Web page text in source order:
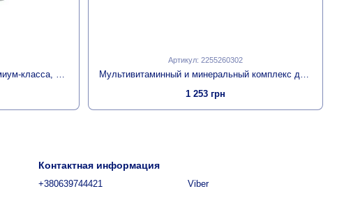
Оливковые Листья, экстракт премиум-класса, 250 мг, Olive Leaf, Nature's Way, 60 вегетарианских капсул
Артикул: 2255260302
Мультивитаминный и минеральный комплекс для мужчин, Men's Multivitamin & Mineral, Natural Factors, 60 таблеток
1 253 грн
Контактная информация
+380639744421
Viber